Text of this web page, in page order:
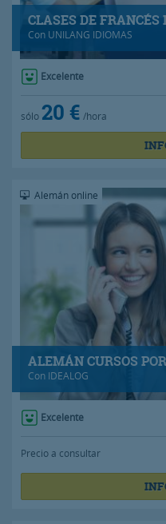
CLASES DE
Con UNILANG IDIOMAS
Excelente
sólo20 € /hora
ALEMÁN CURSOS
Con IDEALOG
Alemán online
Excelente
Precio a consultar